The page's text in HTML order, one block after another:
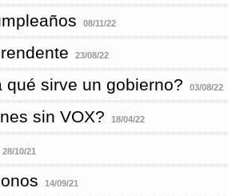
08/11/22
23/08/22
qué sirve un gobierno? 03/08/22
sin VOX? 18/04/22
28/10/21
14/09/21